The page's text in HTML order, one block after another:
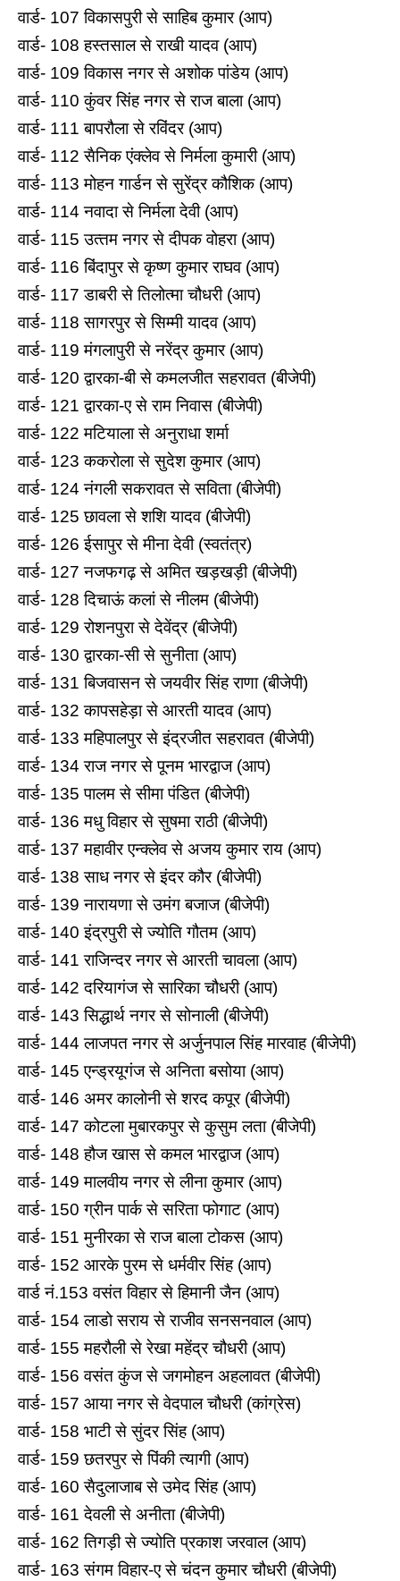
वार्ड- 107 विकासपुरी से साहिब कुमार (आप)
वार्ड- 108 हस्तसाल से राखी यादव (आप)
वार्ड- 109 विकास नगर से अशोक पांडेय (आप)
वार्ड- 110 कुंवर सिंह नगर से राज बाला (आप)
वार्ड- 111 बापरौला से रविंदर (आप)
वार्ड- 112 सैनिक एंक्‍लेव से निर्मला कुमारी (आप)
वार्ड- 113 मोहन गार्डन से सुरेंद्र कौशिक (आप)
वार्ड- 114 नवादा से निर्मला देवी (आप)
वार्ड- 115 उत्‍तम नगर से दीपक वोहरा (आप)
वार्ड- 116 बिंदापुर से कृष्ण कुमार राघव (आप)
वार्ड- 117 डाबरी से तिलोत्मा चौधरी (आप)
वार्ड- 118 सागरपुर से सिम्मी यादव (आप)
वार्ड- 119 मंगलापुरी से नरेंद्र कुमार (आप)
वार्ड- 120 द्वारका-बी से कमलजीत सहरावत (बीजेपी)
वार्ड- 121 द्वारका-ए से राम निवास (बीजेपी)
वार्ड- 122 मट‍ियाला से अनुराधा शर्मा
वार्ड- 123 ककरोला से सुदेश कुमार (आप)
वार्ड- 124 नंगली सकरावत से सविता (बीजेपी)
वार्ड- 125 छावला से शशि यादव (बीजेपी)
वार्ड- 126 ईसापुर से मीना देवी (स्वतंत्र)
वार्ड- 127 नजफगढ़ से अमित खड़खड़ी (बीजेपी)
वार्ड- 128 द‍िचाऊं कलां से नीलम (बीजेपी)
वार्ड- 129 रोशनपुरा से देवेंद्र (बीजेपी)
वार्ड- 130 द्वारका-सी से सुनीता (आप)
वार्ड- 131 ब‍िजवासन से जयवीर सिंह राणा (बीजेपी)
वार्ड- 132 कापसहेड़ा से आरती यादव (आप)
वार्ड- 133 मह‍िपालपुर से इंद्रजीत सहरावत (बीजेपी)
वार्ड- 134 राज नगर से पूनम भारद्वाज (आप)
वार्ड- 135 पालम से सीमा पंडित (बीजेपी)
वार्ड- 136 मधु व‍िहार से सुषमा राठी (बीजेपी)
वार्ड- 137 महावीर एन्‍क्‍लेव से अजय कुमार राय (आप)
वार्ड- 138 साध नगर से इंदर कौर (बीजेपी)
वार्ड- 139 नारायणा से उमंग बजाज (बीजेपी)
वार्ड- 140 इंद्रपुरी से ज्योति गौतम (आप)
वार्ड- 141 राज‍िन्‍दर नगर से आरती चावला (आप)
वार्ड- 142 दर‍ियागंज से सारिका चौधरी (आप)
वार्ड- 143 स‍िद्धार्थ नगर से सोनाली (बीजेपी)
वार्ड- 144 लाजपत नगर से अर्जुनपाल सिंह मारवाह (बीजेपी)
वार्ड- 145 एन्‍ड्रयूगंज से अनिता बसोया (आप)
वार्ड- 146 अमर कालोनी से शरद कपूर (बीजेपी)
वार्ड- 147 कोटला मुबारकपुर से कुसुम लता (बीजेपी)
वार्ड- 148 हौज खास से कमल भारद्वाज (आप)
वार्ड- 149 मालवीय नगर से लीना कुमार (आप)
वार्ड- 150 ग्रीन पार्क से सरिता फोगाट (आप)
वार्ड- 151 मुनीरका से राज बाला टोकस (आप)
वार्ड- 152 आरके पुरम से धर्मवीर सिंह (आप)
वार्ड नं.153 वसंत व‍िहार से हिमानी जैन (आप)
वार्ड- 154 लाडो सराय से राजीव सनसनवाल (आप)
वार्ड- 155 महरौली से रेखा महेंद्र चौधरी (आप)
वार्ड- 156 वसंत कुंज से जगमोहन अहलावत (बीजेपी)
वार्ड- 157 आया नगर से वेदपाल चौधरी (कांग्रेस)
वार्ड- 158 भाटी से सुंदर सिंह (आप)
वार्ड- 159 छतरपुर से पिंकी त्यागी (आप)
वार्ड- 160 सैदुलाजाब से उमेद सिंह (आप)
वार्ड- 161 देवली से अनीता (बीजेपी)
वार्ड- 162 तिगड़ी से ज्योति प्रकाश जरवाल (आप)
वार्ड- 163 संगम व‍िहार-ए से चंदन कुमार चौधरी (बीजेपी)